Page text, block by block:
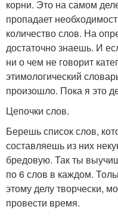
корни. Это на самом
пропадает
количество слов. На
достаточно знаешь. И
ни о чем не говорит
этимологический
произошло. Пока я это
Цепочки слов.
Берешь список слов,
составляешь из них
бредовую. Так ты
по 6 слов в каждом.
этому делу творчески,
провести время.